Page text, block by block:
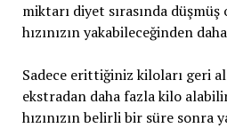
miktarı diyet sırasında
hızınızın yakabileceğinden
Sadece erittiğiniz kiloları geri
ekstradan daha fazla kilo
hızınızın belirli bir süre sonra